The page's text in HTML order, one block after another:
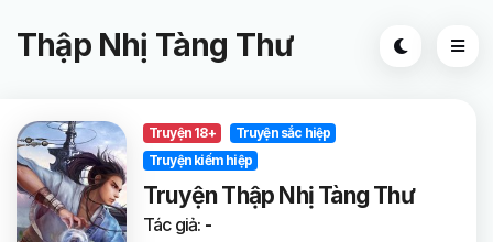
Thập Nhị Tàng Thư
Truyện 18+
Truyện sắc hiệp
Truyện kiếm hiệp
Truyện Thập Nhị Tàng Thư
Tác giả: -